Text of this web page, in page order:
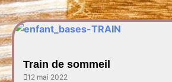
Train de sommeil
12 mai 2022